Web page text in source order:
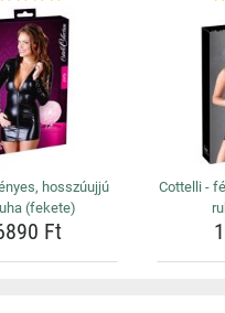
hosszúujjú
(fekete)
Ft
Cottelli -